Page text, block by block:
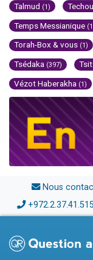
Talmud (1)
Temps Messianique
Torah-Box & vous (1)
Tsédaka (397)
Vézot Haberakha (1)
Nous